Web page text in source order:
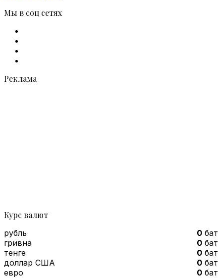
Мы в соц сетях
Реклама
Курс валют
рубль 0 бат
гривна
0 бат
тенге
0 бат
доллар США
0 бат
евро
0 бат